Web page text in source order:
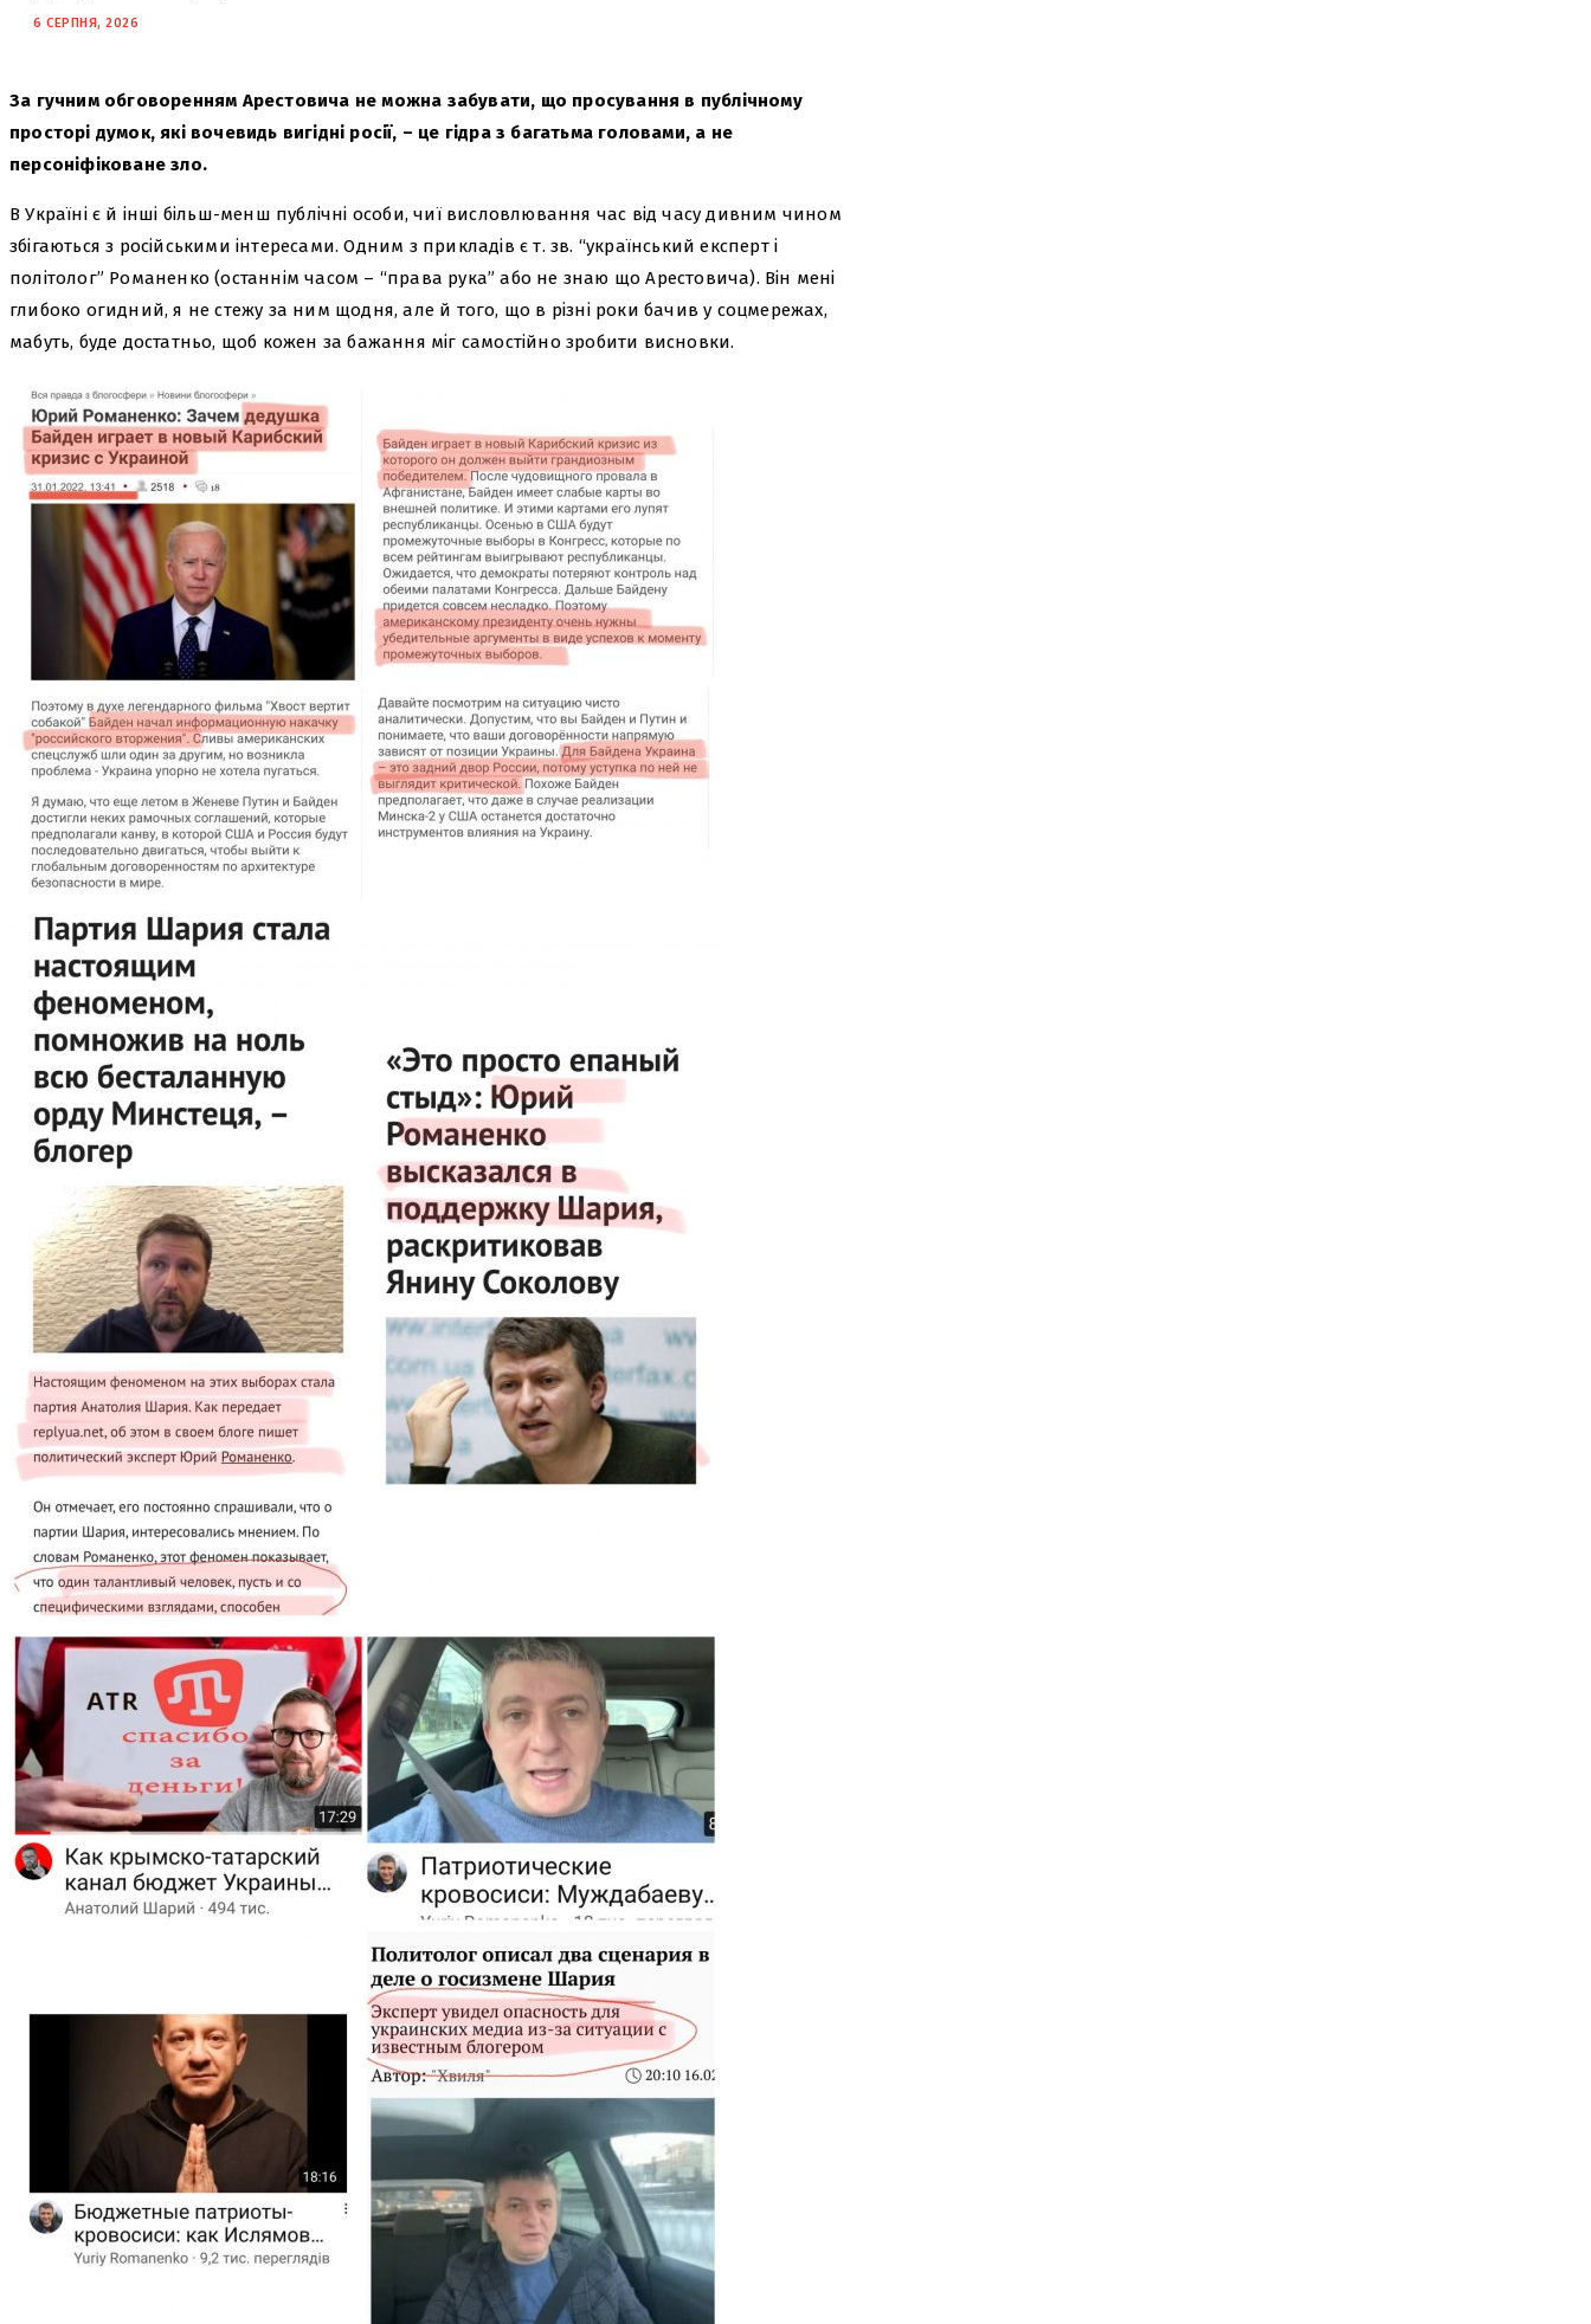
6 СЕРПНЯ, 2026
За гучним обговоренням Арестовича не можна забувати, що просування в публічному
просторі думок, які вочевидь вигідні росії, – це гідра з багатьма головами, а не
персоніфіковане зло.
В Україні є й інші більш-менш публічні особи, чиї висловлювання час від часу дивним чином
збігаються з російськими інтересами. Одним з прикладів є т. зв. “український експерт і
політолог” Романенко (останнім часом – “права рука” або не знаю що Арестовича). Він мені
глибоко огидний, я не стежу за ним щодня, але й того, що в різні роки бачив у соцмережах,
мабуть, буде достатньо, щоб кожен за бажання міг самостійно зробити висновки.